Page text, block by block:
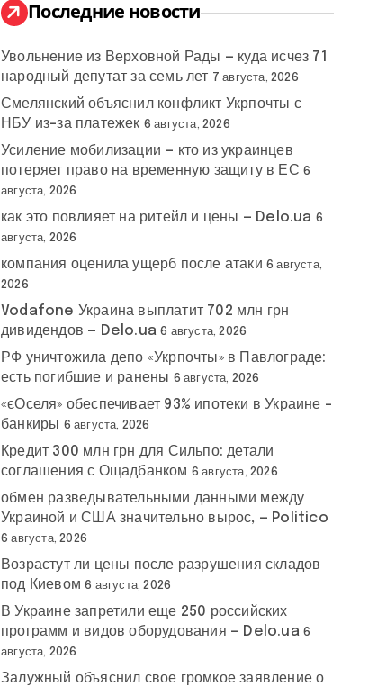
:
Последние новости
Увольнение из Верховной Рады — куда исчез 71
народный депутат за семь лет 7 августа, 2026
Смелянский объяснил конфликт Укрпочты с
НБУ из-за платежек 6 августа, 2026
Усиление мобилизации — кто из украинцев
потеряет право на временную защиту в ЕС 6
августа, 2026
как это повлияет на ритейл и цены — Delo.ua 6
августа, 2026
компания оценила ущерб после атаки 6 августа,
2026
Vodafone Украина выплатит 702 млн грн
дивидендов — Delo.ua 6 августа, 2026
РФ уничтожила депо «Укрпочты» в Павлограде:
есть погибшие и ранены 6 августа, 2026
«єОселя» обеспечивает 93% ипотеки в Украине –
банкиры 6 августа, 2026
Кредит 300 млн грн для Сильпо: детали
соглашения с Ощадбанком 6 августа, 2026
обмен разведывательными данными между
Украиной и США значительно вырос, — Politico
6 августа, 2026
Возрастут ли цены после разрушения складов
под Киевом 6 августа, 2026
В Украине запретили еще 250 российских
программ и видов оборудования — Delo.ua 6
августа, 2026
Залужный объяснил свое громкое заявление о